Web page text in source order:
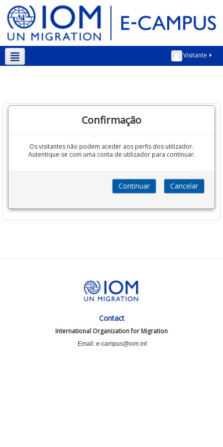
Visitante
Confirmação
Os visitantes não podem aceder aos perfis dos utilizador.
Autentique-se com uma conta de utilizador para continuar.
Contact
International Organization for Migration
Email: e-campus@iom.int